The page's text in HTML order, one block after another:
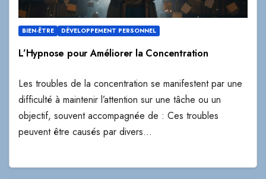
BIEN-ÊTRE DÉVELOPPEMENT PERSONNEL
L’Hypnose pour Améliorer la Concentration
Les troubles de la concentration se manifestent par une
difficulté à maintenir l’attention sur une tâche ou un
objectif, souvent accompagnée de : Ces troubles
peuvent être causés par divers…